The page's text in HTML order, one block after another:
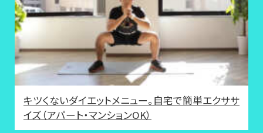
キツくないダイエットメニュー。自宅で簡単エクササ
イズ（アパート・マンションOK）